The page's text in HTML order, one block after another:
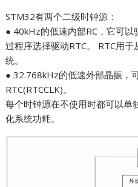
STM32有两个二级时钟源：
● 40kHz的低速内部RC，它可
过程序选择驱动RTC。 RTC用
统。
● 32.768kHz的低速外部晶振，
RTC(RTCCLK)。
每个时钟源在不使用时都可以单
化系统功耗。